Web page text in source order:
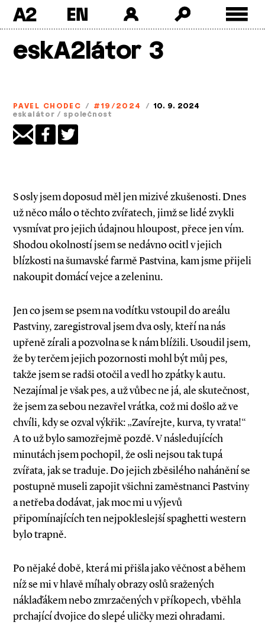
A2
eskA2látor 3
PAVEL CHODEC / #19/2024 / 10. 9. 2024
eskalátor / společnost
S osly jsem doposud měl jen mizivé zkušenosti. Dnes
už něco málo o těchto zvířatech, jimž se lidé zvykli
vysmívat pro jejich údajnou hloupost, přece jen vím.
Shodou okolností jsem se nedávno ocitl v jejich
blízkosti na šumavské farmě Pastvina, kam jsme přijeli
nakoupit domácí vejce a zeleninu.
Jen co jsem se psem na vodítku vstoupil do areálu
Pastviny, zaregistroval jsem dva osly, kteří na nás
upřeně zírali a pozvolna se k nám blížili. Usoudil jsem,
že by terčem jejich pozornosti mohl být můj pes,
takže jsem se radši otočil a vedl ho zpátky k autu.
Nezajímal je však pes, a už vůbec ne já, ale skutečnost,
že jsem za sebou nezavřel vrátka, což mi došlo až ve
chvíli, kdy se ozval výkřik: „Zavírejte, kurva, ty vrata!“
A to už bylo samozřejmě pozdě. V následujících
minutách jsem pochopil, že osli nejsou tak tupá
zvířata, jak se traduje. Do jejich zběsilého nahánění se
postupně museli zapojit všichni zaměstnanci Pastviny
a netřeba dodávat, jak moc mi u výjevů
připomínajících ten nejpokleslejší spaghet­ti western
bylo trapně.
Po nějaké době, která mi přišla jako věčnost a během
níž se mi v hlavě míhaly obrazy oslů sražených
náklaďákem nebo zmrzačených v příkopech, vběhla
prchající dvojice do slepé uličky mezi ohradami.